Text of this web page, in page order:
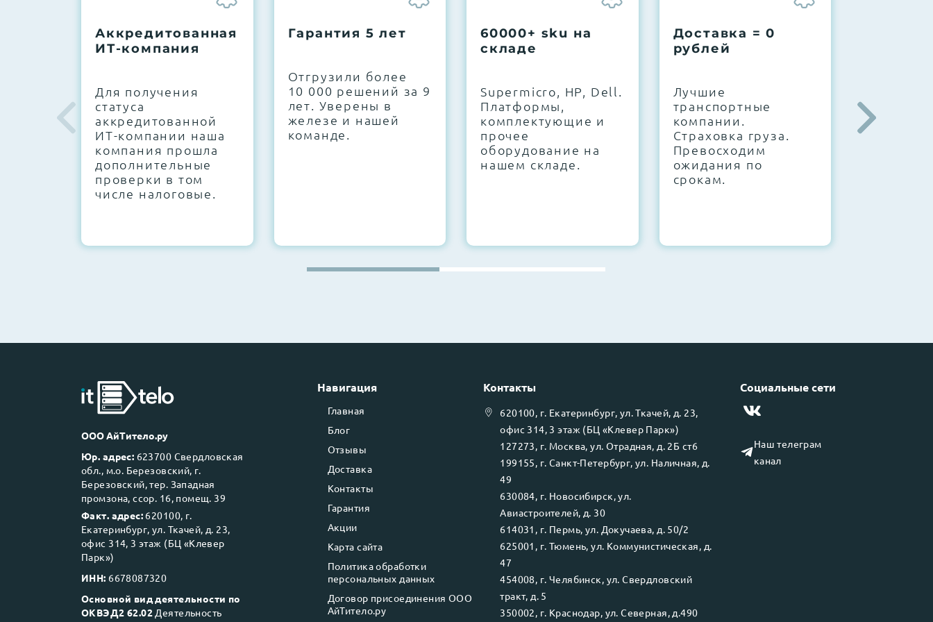
Next Business Day (NBD)
Аккредитованная
ИТ-компания
Для получения
статуса
аккредитованной
ИТ-компании наша
компания прошла
дополнительные
проверки в том
числе налоговые.
Гарантия 5 лет
Отгрузили более
10 000 решений за 9
лет. Уверены в
железе и нашей
команде.
60000+ sku на
складе
Supermicro, HP, Dell.
Платформы,
комплектующие и
прочее
оборудование на
нашем складе.
Доставка = 0
рублей
Лучшие
транспортные
компании.
Страховка груза.
Превосходим
ожидания по
срокам.
штате.
10000+
ООО АйТитело.ру
Юр. адрес: 623700 Свердловская
обл., м.о. Березовский, г.
Березовский, тер. Западная
промзона, ссор. 16, помещ. 39
Факт. адрес: 620100, г.
Екатеринбург, ул. Ткачей, д. 23,
офис 314, 3 этаж (БЦ «Клевер
Парк»)
ИНН: 6678087320
Основной вид деятельности по
ОКВЭД2 62.02 Деятельность
Навигация
Главная
Блог
Отзывы
Доставка
Контакты
Гарантия
Акции
Карта сайта
Политика обработки
персональных данных
Договор присоединения ООО
АйТитело.ру
Контакты
620100, г. Екатеринбург, ул.Ткачей, д. 23,
офис 314, 3 этаж (БЦ «Клевер Парк»)
127273, г. Москва, ул. Отрадная, д. 2Б ст6
199155, г. Санкт-Петербург, ул. Наличная, д.
49
630084, г. Новосибирск, ул.
Авиастроителей, д. 30
614031 , г. Пермь, ул. Докучаева, д. 50/2
625001 , г. Тюмень, ул. Коммунистическая, д.
47
454008, г. Челябинск, ул.Свердловский
тракт, д. 5
350002, г. Краснодар, ул.Северная, д.490
Социальные сети
Наш телеграм
канал